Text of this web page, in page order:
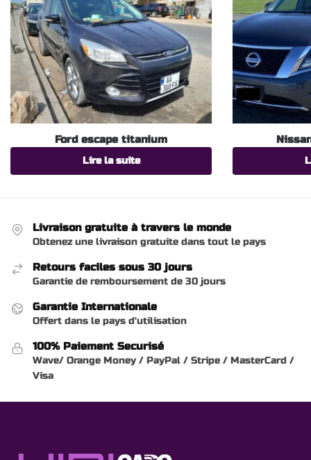
Ford escape titanium
Lire la suite
Livraison gratuite à travers le monde
Obtenez une livraison gratuite dans tout le pays
Retours faciles sous 30 jours
Garantie de remboursement de 30 jours
Garantie Internationale
Offert dans le pays d'utilisation
100% Paiement Securisé
Wave/ Orange Money / PayPal / Stripe / MasterCard /
Visa